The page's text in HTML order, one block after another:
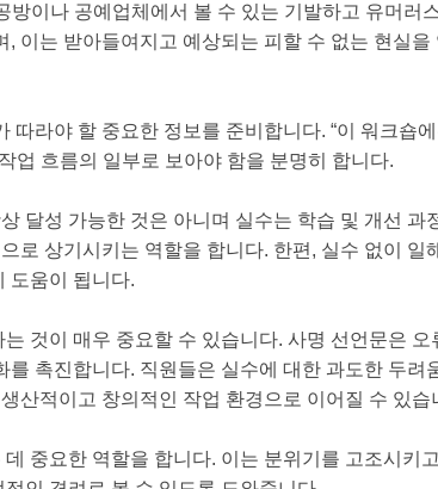
이나 공예업체에서 볼 수 있는 기발하고 유머러
이는 받아들여지고 예상되는 피할 수 없는 현실을
라야 할 중요한 정보를 준비합니다. “이 워크숍
업 흐름의 일부로 보아야 함을 분명히 합니다.
달성 가능한 것은 아니며 실수는 학습 및 개선 과
로 상기시키는 역할을 합니다. 한편, 실수 없이 일
도움이 됩니다.
것이 매우 중요할 수 있습니다. 사명 선언문은 오
촉진합니다. 직원들은 실수에 대한 과도한 두려
산적이고 창의적인 작업 환경으로 이어질 수 있습
중요한 역할을 합니다. 이는 분위기를 고조시키